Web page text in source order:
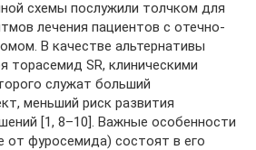
схемы послужили толчком для
лечения пациентов с отечно-
В качестве альтернативы
торасемид SR, клиническими
служат больший
меньший риск развития
[1, 8–10]. Важные особенности
от фуросемида) состоят в его